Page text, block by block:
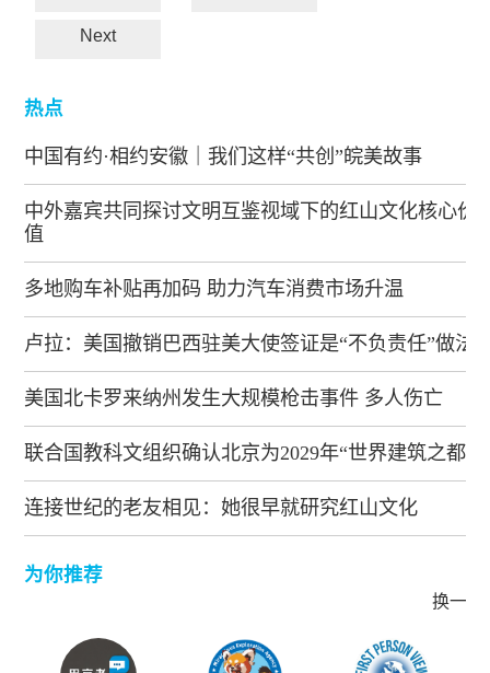
Next
热点
中国有约·相约安徽｜我们这样“共创”皖美故事
中外嘉宾共同探讨文明互鉴视域下的红山文化核心价
值
多地购车补贴再加码 助力汽车消费市场升温
卢拉：美国撤销巴西驻美大使签证是“不负责任”做法
美国北卡罗来纳州发生大规模枪击事件 多人伤亡
联合国教科文组织确认北京为2029年“世界建筑之都”
连接世纪的老友相见：她很早就研究红山文化
为你推荐
换一批